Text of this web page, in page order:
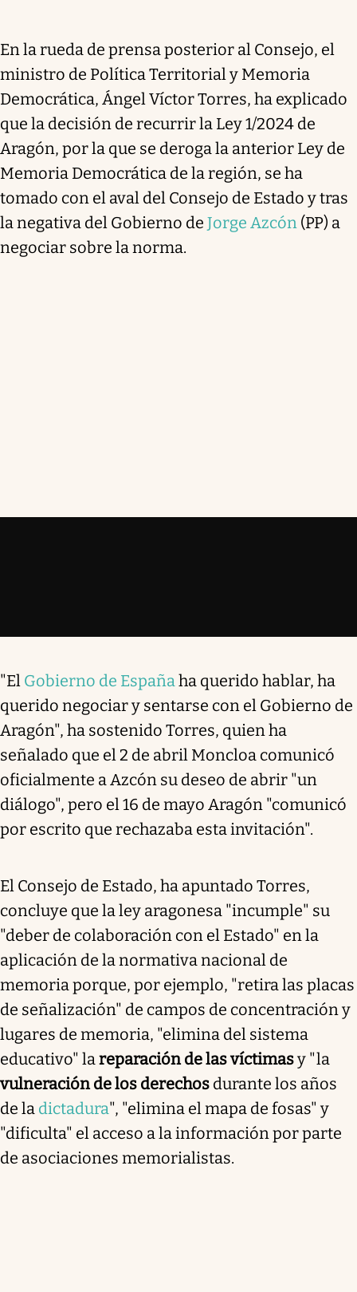
En la rueda de prensa posterior al Consejo, el
ministro de Política Territorial y Memoria
Democrática, Ángel Víctor Torres, ha explicado
que la decisión de recurrir la Ley 1/2024 de
Aragón, por la que se deroga la anterior Ley de
Memoria Democrática de la región, se ha
tomado con el aval del Consejo de Estado y tras
la negativa del Gobierno de Jorge Azcón (PP) a
negociar sobre la norma.
"El Gobierno de Españaha querido hablar, ha
querido negociar y sentarse con el Gobierno de
Aragón", ha sostenido Torres, quien ha
señalado que el 2 de abril Moncloa comunicó
oficialmente a Azcón su deseo de abrir "un
diálogo", pero el 16 de mayo Aragón "comunicó
por escrito que rechazaba esta invitación".
El Consejo de Estado, ha apuntado Torres,
concluye que la ley aragonesa "incumple" su
"deber de colaboración con el Estado" en la
aplicación de la normativa nacional de
memoria porque, por ejemplo, "retira las placas
de señalización" de campos de concentración y
lugares de memoria, "elimina del sistema
educativo" lareparación de las víctimasy "la
vulneración de los derechos durante los años
de la dictadura", "elimina el mapa de fosas" y
"dificulta" el acceso a la información por parte
de asociaciones memorialistas.